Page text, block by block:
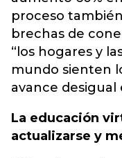
proceso
brechas de
“los hogares y
mundo sienten
avance
La educación
actualizarse y